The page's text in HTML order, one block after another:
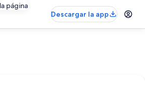
página
Descargar la app